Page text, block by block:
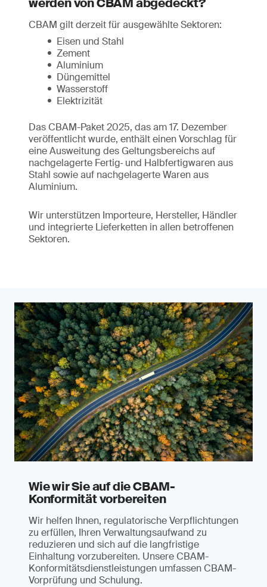
CBAM gilt derzeit für ausgewählte Sektoren:
Eisen und Stahl
Zement
Aluminium
Düngemittel
Wasserstoff
Elektrizität
Das CBAM-Paket 2025, das am 17. Dezember
veröffentlicht wurde, enthält einen Vorschlag für
eine Ausweitung des Geltungsbereichs auf
nachgelagerte Fertig‑ und Halbfertigwaren aus
Stahl sowie auf nachgelagerte Waren aus
Aluminium.
Wir unterstützen Importeure, Hersteller, Händler
und integrierte Lieferketten in allen betroffenen
Sektoren.
Wie wir Sie auf die CBAM-
Konformität vorbereiten
Wir helfen Ihnen, regulatorische Verpflichtungen
zu erfüllen, Ihren Verwaltungsaufwand zu
reduzieren und sich auf die langfristige
Einhaltung vorzubereiten. Unsere CBAM-
Konformitätsdienstleistungen umfassen CBAM-
Vorprüfung und Schulung.